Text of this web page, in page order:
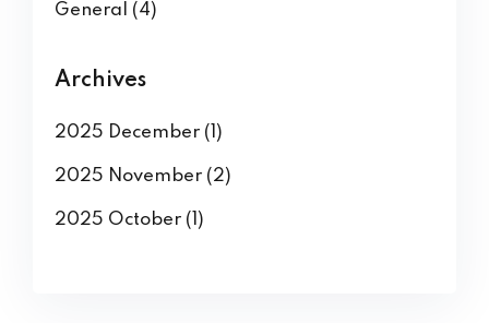
General (4)
Archives
2025 December (1)
2025 November (2)
2025 October (1)